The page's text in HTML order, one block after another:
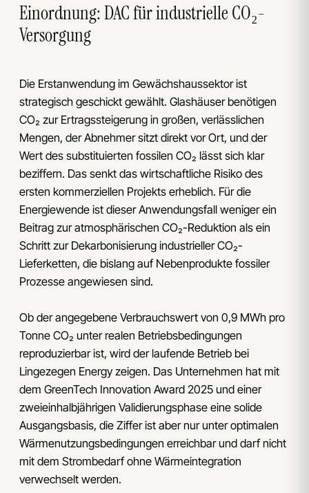
Einordnung: DAC für industrielle CO₂-
Versorgung
Die Erstanwendung im Gewächshaussektor ist
strategisch geschickt gewählt. Glashäuser benötigen
CO₂ zur Ertragssteigerung in großen, verlässlichen
Mengen, der Abnehmer sitzt direkt vor Ort, und der
Wert des substituierten fossilen CO₂ lässt sich klar
beziffern. Das senkt das wirtschaftliche Risiko des
ersten kommerziellen Projekts erheblich. Für die
Energiewende ist dieser Anwendungsfall weniger ein
Beitrag zur atmosphärischen CO₂-Reduktion als ein
Schritt zur Dekarbonisierung industrieller CO₂-
Lieferketten, die bislang auf Nebenprodukte fossiler
Prozesse angewiesen sind.
Ob der angegebene Verbrauchswert von 0,9 MWh pro
Tonne CO₂ unter realen Betriebsbedingungen
reproduzierbar ist, wird der laufende Betrieb bei
Lingezegen Energy zeigen. Das Unternehmen hat mit
dem GreenTech Innovation Award 2025 und einer
zweieinhalbjährigen Validierungsphase eine solide
Ausgangsbasis, die Ziffer ist aber nur unter optimalen
Wärmenutzungsbedingungen erreichbar und darf nicht
mit dem Strombedarf ohne Wärmeintegration
verwechselt werden.